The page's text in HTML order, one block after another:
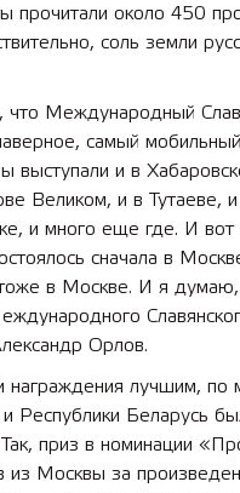
прочитали около 450
соль земли
что Международный
самый
выступали и в
Великом, и в Тутаеве,
и много еще где. И вот
сначала в
в Москве. И я
Орлов.
награждения лучшим,
Республики Беларусь
приз в номинации
из Москвы за
2025